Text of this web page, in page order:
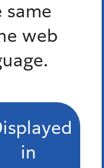
same
web
in
年度区立自
店グランプ